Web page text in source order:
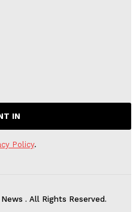
IN
Policy.
. All Rights Reserved.